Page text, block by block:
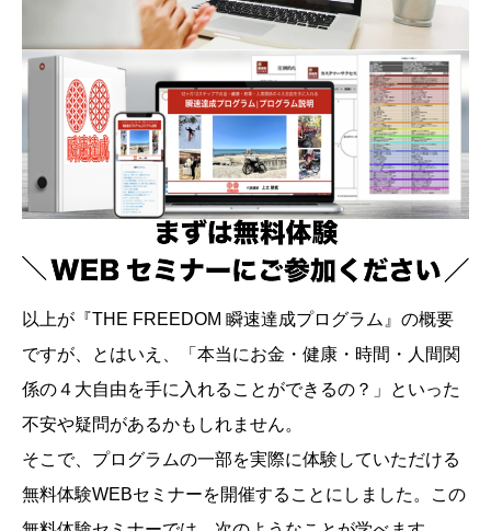
以上が『THE FREEDOM 瞬速達成プログラム』の概要
ですが、とはいえ、「本当にお金・健康・時間・人間関
係の４大自由を手に入れることができるの？」といった
不安や疑問があるかもしれません。
そこで、プログラムの一部を実際に体験していただける
無料体験WEBセミナーを開催することにしました。この